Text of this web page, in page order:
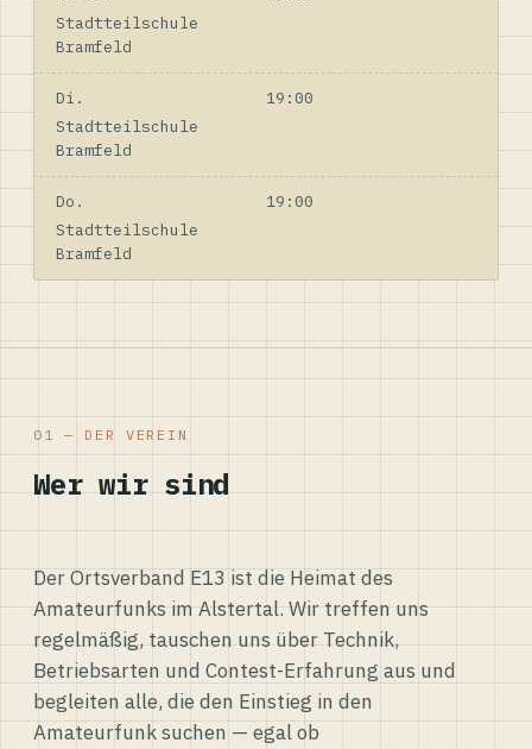
Stadtteilschule
Bramfeld
Di.
19:00
Stadtteilschule
Bramfeld
Do.
19:00
Stadtteilschule
Bramfeld
01 — DER VEREIN
Wer wir sind
Der Ortsverband E13 ist die Heimat des
Amateurfunks im Alstertal. Wir treffen uns
regelmäßig, tauschen uns über Technik,
Betriebsarten und Contest-Erfahrung aus und
begleiten alle, die den Einstieg in den
Amateurfunk suchen — egal ob